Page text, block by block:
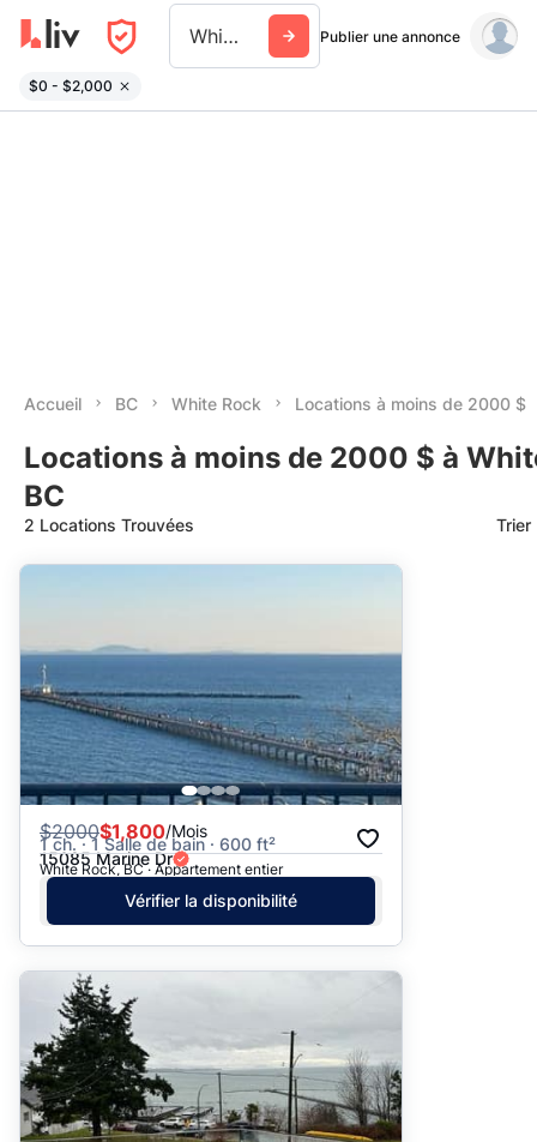
White Rock Publier une annonce
$0 - $2,000
Accueil BC White Rock Locations à moins de 2000 $
Locations à moins de 2000 $ à
BC
2 Locations Trouvées Trier
Date: les plus anciens d’abord
Prix - $$$ à $
Prix - $ à $$$
$2000$1,800/Mois
1 ch. · 1 Salle de bain · 600 ft²
15085 Marine Dr
White Rock, BC · Appartement entier
Vérifier la disponibilité